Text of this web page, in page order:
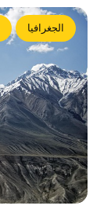
الجغرافيا